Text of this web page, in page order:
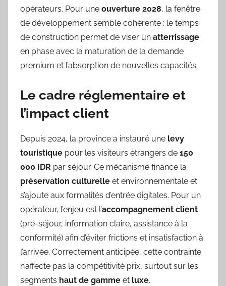
opérateurs. Pour une ouverture 2028, la fenêtre
de développement semble cohérente : le temps
de construction permet de viser un atterrissage
en phase avec la maturation de la demande
premium et l’absorption de nouvelles capacités.
Le cadre réglementaire et
l’impact client
Depuis 2024, la province a instauré une levy
touristique pour les visiteurs étrangers de 150
000 IDR par séjour. Ce mécanisme finance la
préservation culturelle et environnementale et
s’ajoute aux formalités d’entrée digitales. Pour un
opérateur, l’enjeu est l’accompagnement client
(pré-séjour, information claire, assistance à la
conformité) afin d’éviter frictions et insatisfaction à
l’arrivée. Correctement anticipée, cette contrainte
n’affecte pas la compétitivité prix, surtout sur les
segments haut de gamme et luxe.